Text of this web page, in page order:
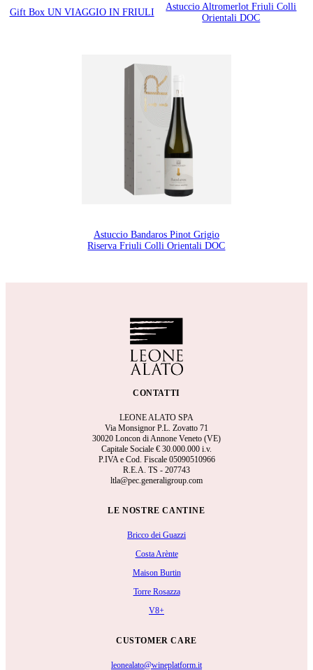
Gift Box UN VIAGGIO IN FRIULI
Astuccio Altromerlot Friuli Colli
Orientali DOC
Astuccio Bandaros Pinot Grigio
Riserva Friuli Colli Orientali DOC
CONTATTI
LEONE ALATO SPA
Via Monsignor P.L. Zovatto 71
30020 Loncon di Annone Veneto (VE)
Capitale Sociale € 30.000.000 i.v.
P.IVA e Cod. Fiscale 05090510966
R.E.A. TS - 207743
ltla@pec.generaligroup.com
LE NOSTRE CANTINE
Bricco dei Guazzi
Costa Arènte
Maison Burtin
Torre Rosazza
V8+
CUSTOMER CARE
leonealato@wineplatform.it